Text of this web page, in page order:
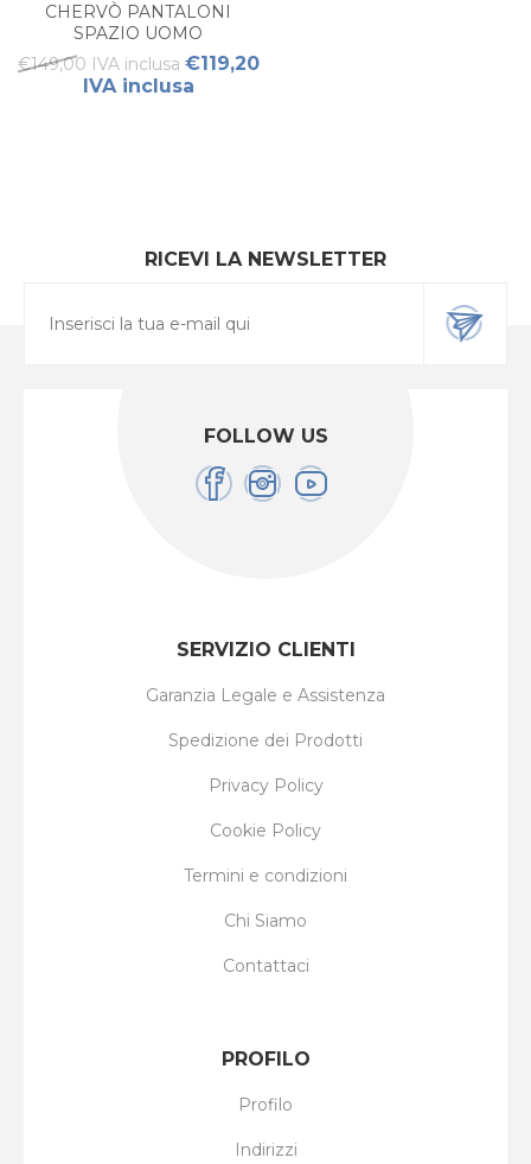
CHERVÒ PANTALONI
SPAZIO UOMO
€149,00 IVA inclusa €119,20
IVA inclusa
RICEVI LA NEWSLETTER
FOLLOW US
SERVIZIO CLIENTI
Garanzia Legale e Assistenza
Spedizione dei Prodotti
Privacy Policy
Cookie Policy
Termini e condizioni
Chi Siamo
Contattaci
PROFILO
Profilo
Indirizzi